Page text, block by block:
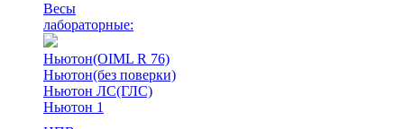
Весы
лабораторные:
Ньютон(OIML R 76)
Ньютон(без поверки)
Ньютон ЛС(ГЛС)
Ньютон 1